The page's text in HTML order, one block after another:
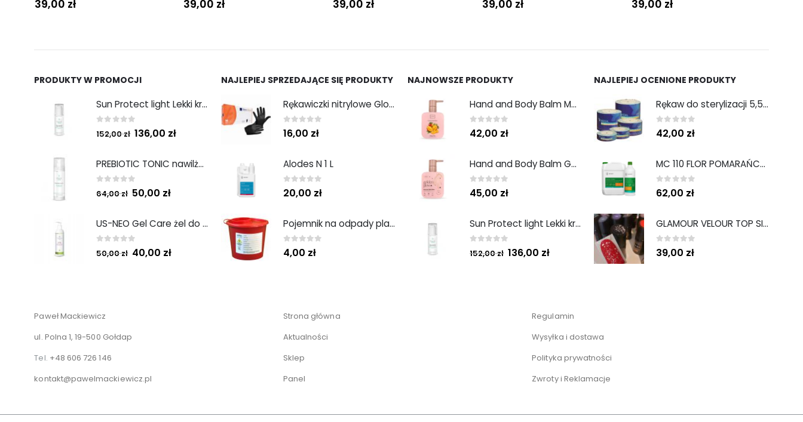
39,00 zł 39,00 zł 39,00 zł 39,00 zł 39,00 zł
PRODUKTY W PROMOCJI
Sun Protect light Lekki krem ochronny SPF50 50ml
152,00zł 136,00 zł
PREBIOTIC TONIC nawilżający tonik z prebiotykami 200 ml
64,00zł 50,00 zł
US-NEO Gel Care żel do mycia twarzy z kwasem usninowym 200 ml.
50,00zł 40,00 zł
NAJLEPIEJ SPRZEDAJĄCE SIĘ PRODUKTY
Rękawiczki nitrylowe Gloves Nitryle Classic Sensitive Black roz. M 100 szt. Abena
0 out of 5
16,00 zł
Alodes N 1 L
0out of 5
20,00 zł
Pojemnik na odpady plastikowy 1L
0out of 5
4,00 zł
NAJNOWSZE PRODUKTY
Hand and Body Balm Mango Bliss 300 ml
0out of 5
42,00 zł
Hand and Body Balm Golden Glow 300 ml
0out of 5
45,00 zł
Sun Protect light Lekki krem ochronny SPF50 50ml
152,00zł 136,00 zł
NAJLEPIEJ OCENIONE PRODUKTY
Rękaw do sterylizacji 5,5 cm x 200 m MEDAL
0out of 5
42,00 zł
MC 110 FLOR POMARAŃCZA 5L MEDISEP
0out of 5
62,00 zł
GLAMOUR VELOUR TOP SILVER - TOP MATOWY Z DROBINĄ
0out of 5
39,00 zł
Paweł Mackiewicz
ul. Polna 1, 19-500 Gołdap
Tel. +48 606 726 146
kontakt@pawelmackiewicz.pl
Strona główna
Aktualności
Sklep
Panel
Regulamin
Wysyłka i dostawa
Polityka prywatności
Zwroty i Reklamacje